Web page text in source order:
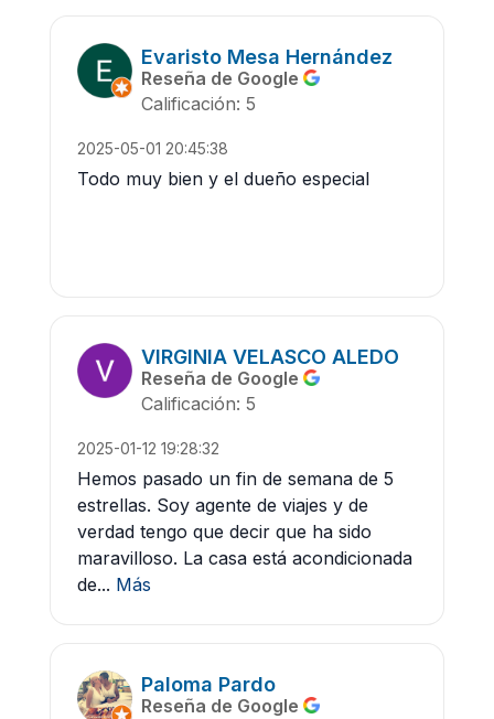
Evaristo Mesa Hernández
Reseña de Google
Calificación: 5
2025-05-01 20:45:38
Todo muy bien y el dueño especial
VIRGINIA VELASCO ALEDO
Reseña de Google
Calificación: 5
2025-01-12 19:28:32
Hemos pasado un fin de semana de 5
estrellas. Soy agente de viajes y de
verdad tengo que decir que ha sido
maravilloso. La casa está acondicionada
de... Más
Paloma Pardo
Reseña de Google